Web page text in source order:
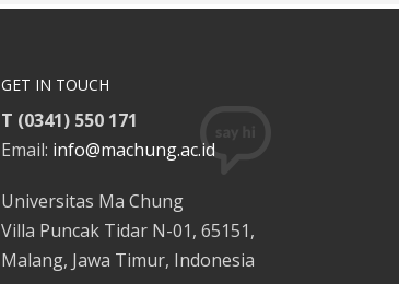
GET IN TOUCH
T (0341) 550 171
Email: info@machung.ac.id
Universitas Ma Chung
Villa Puncak Tidar N-01, 65151,
Malang, Jawa Timur, Indonesia